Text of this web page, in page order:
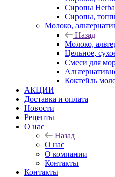
Сиропы
Сиропы,
Молоко,
Назад
Молоко,
Цельное,
Смеси для
Коктейль
АКЦИИ
Доставка и оплата
Новости
Рецепты
О нас
Назад
О нас
О компании
Контакты
Контакты